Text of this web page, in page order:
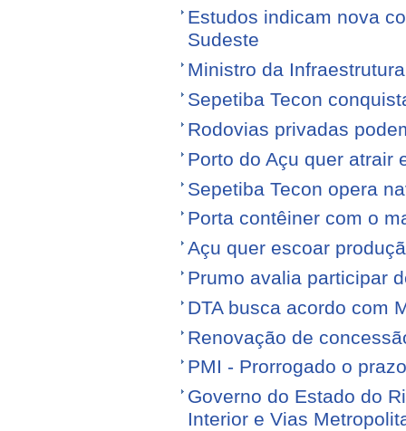
Estudos indicam nova
Sudeste
Ministro da
Sepetiba Tecon
Rodovias privadas
Porto do Açu quer atrair
Sepetiba Tecon opera
Porta contêiner com o
Açu quer escoar
Prumo avalia participar
DTA busca acordo com
Renovação de
PMI - Prorrogado o
Governo do Estado do
Interior e Vias